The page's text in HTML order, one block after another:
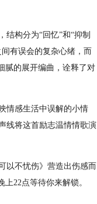
构分为“回忆”和“抑制
有误会的复杂心绪，而
腻的展开编曲，诠释了对
情感生活中误解的小情
线将这首励志温情情歌演
不忧伤》营造出伤感而
22点等待你来解锁。